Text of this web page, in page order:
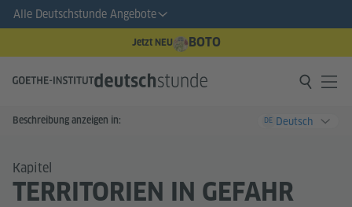
Alle Deutschstunde Angebote
Jetzt NEU BOTO
Beschreibung anzeigen in: DE Deutsch
Kapitel
TERRITORIEN IN GEFAHR